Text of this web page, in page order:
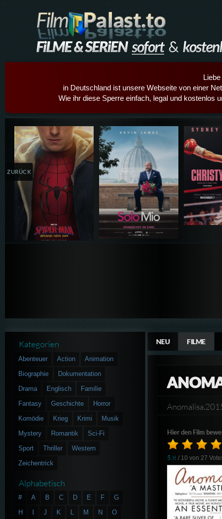
in Deutschland ist unsere Webseite von einer
Wie ihr diese Sperre einfach, legal und kostenlos
Details,Play Details,Play
ZURÜCK
NEU FILME
Hier den Film
5.8 / 10 von27
Kategorien
Abenteuer Action
Animation
Biographie
Dokumentation
Drama
Englisch
Familie
Fantasy
Geschichte
Horror
Komödie
Krieg Krimi
Musik
Mystery
Romantik
Sci-Fi
Sport
Thriller
Western
Zeichentrick
Alphabetisch
# A B C D E F
G
H
J K L M N
O